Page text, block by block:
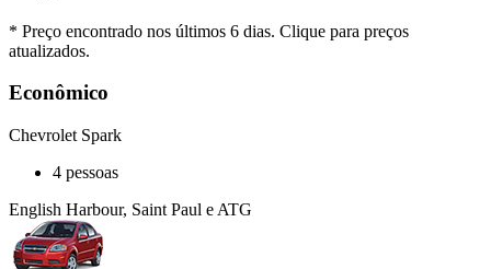
* Preço encontrado nos últimos 6 dias. Clique para preços
atualizados.
Econômico
Chevrolet Spark
4 pessoas
English Harbour, Saint Paul e ATG